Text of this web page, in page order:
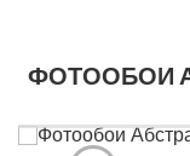
ФОТООБОИ